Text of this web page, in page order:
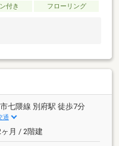
付き フローリング
七隈線 別府駅 徒歩7分
通
月 / 2階建